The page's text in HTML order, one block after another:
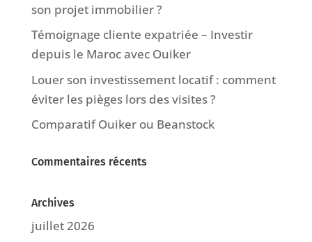
son projet immobilier ?
Témoignage cliente expatriée – Investir
depuis le Maroc avec Ouiker
Louer son investissement locatif : comment
éviter les pièges lors des visites ?
Comparatif Ouiker ou Beanstock
Commentaires récents
Archives
juillet 2026